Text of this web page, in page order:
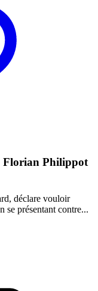
Philippot
déclare vouloir
présentant contre...